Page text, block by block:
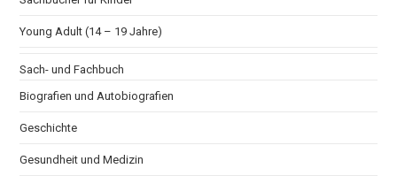
Young Adult (14 – 19 Jahre)
Sach- und Fachbuch
Biografien und Autobiografien
Geschichte
Gesundheit und Medizin